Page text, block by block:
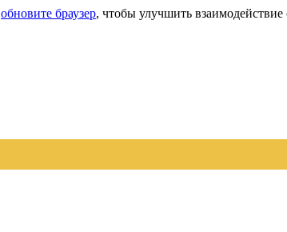
обновите браузер, чтобы улучшить взаимодействие